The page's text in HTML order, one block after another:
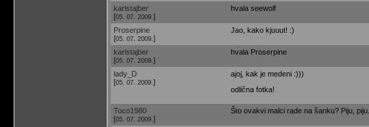
karlstajber
[05. 07. 2009. ]
hvala seewolf
Proserpine
[05. 07. 2009. ]
Jao, kako kjuuut! :)
karlstajber
[05. 07. 2009. ]
hvala Proserpine
lady_D
[05. 07. 2009. ]
ajoj, kak je medeni :)))
odlična fotka!
Toco1980
[05. 07. 2009. ]
Što ovakvi malci rade na šanku? Piju, piju...